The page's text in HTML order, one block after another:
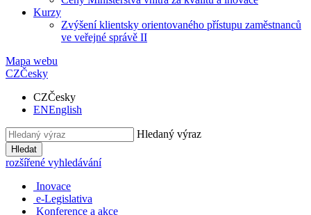
Kurzy
Zvýšení klientsky orientovaného přístupu zaměstnanců
ve veřejné správě II
Mapa webu
CZČesky
CZČesky
ENEnglish
Hledaný výraz
Hledat
rozšířené vyhledávání
Inovace
e-Legislativa
Konference a akce